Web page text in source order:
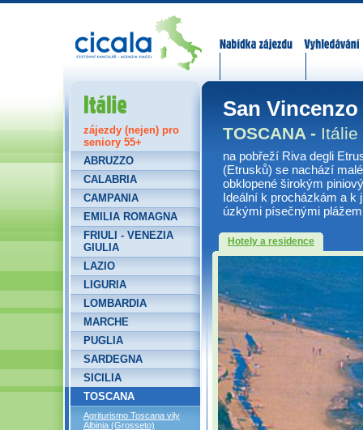
San Vincenzo
TOSCANA - Itálie
na pobřeží Riva degli
(Etrusků) se nachází
obklopené širokým
Ideální k procházkám a k
úzkými písečnými
Hotely a residence
Itálie
zájezdy (nejen) pro
seniory 55+
ABRUZZO
CALABRIA
CAMPANIA
EMILIA ROMAGNA
FRIULI - VENEZIA
GIULIA
LAZIO
LIGURIA
LOMBARDIA
MARCHE
PUGLIA
SARDEGNA
SICILIA
TOSCANA
Agriturismo Toscana vily
Albinia (Grosseto)